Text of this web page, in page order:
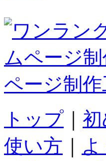
トップ
使い方